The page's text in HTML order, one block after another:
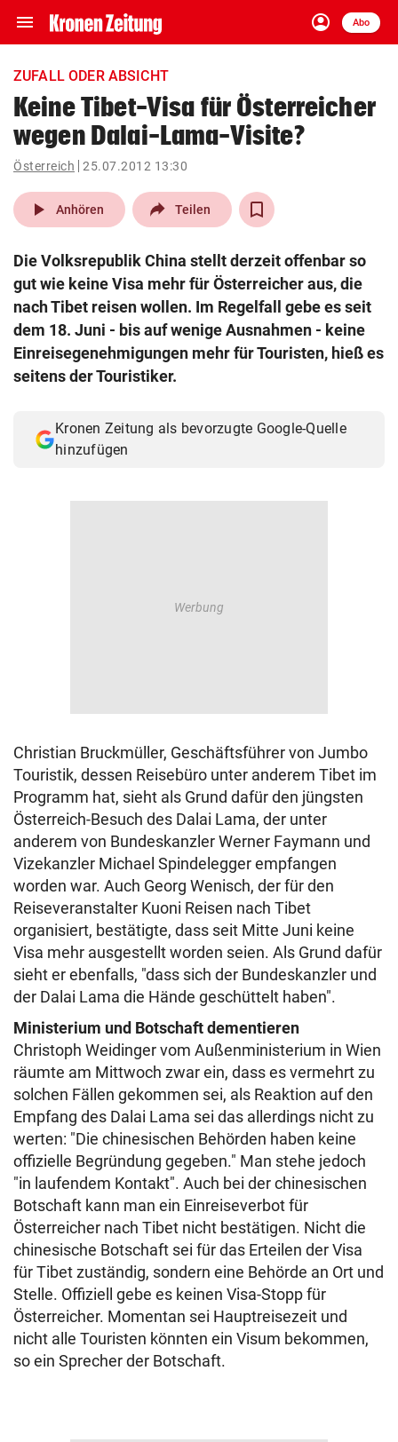
menu Navigation
ein-/ausklappen
account_circle
Anmelden
Abo
close Schließen
account_circle Anmelden
arrow_right
pin_drop
Wien arrow_right
search
Suchbegriff
eingeben
Muthgasse 2, 1190 Wien
ZUFALL ODER ABSICHT
Keine Tibet-Visa für Österreicher
wegen Dalai-Lama-Visite?
Österreich 25.07.2012 13:30
play_arrow Anhören Teilen
Die Volksrepublik China stellt derzeit offenbar so
gut wie keine Visa mehr für Österreicher aus, die
nach Tibet reisen wollen. Im Regelfall gebe es seit
dem 18. Juni - bis auf wenige Ausnahmen - keine
Einreisegenehmigungen mehr für Touristen, hieß es
seitens der Touristiker.
Kronen Zeitung als bevorzugte Google-Quelle
hinzufügen
Christian Bruckmüller, Geschäftsführer von Jumbo
Touristik, dessen Reisebüro unter anderem Tibet im
Programm hat, sieht als Grund dafür den jüngsten
Österreich-Besuch des Dalai Lama, der unter
anderem von Bundeskanzler Werner Faymann und
Vizekanzler Michael Spindelegger empfangen
worden war. Auch Georg Wenisch, der für den
Reiseveranstalter Kuoni Reisen nach Tibet
organisiert, bestätigte, dass seit Mitte Juni keine
Visa mehr ausgestellt worden seien. Als Grund dafür
sieht er ebenfalls, "dass sich der Bundeskanzler und
der Dalai Lama die Hände geschüttelt haben".
Ministerium und Botschaft dementieren
Christoph Weidinger vom Außenministerium in Wien
räumte am Mittwoch zwar ein, dass es vermehrt zu
solchen Fällen gekommen sei, als Reaktion auf den
Empfang des Dalai Lama sei das allerdings nicht zu
werten: "Die chinesischen Behörden haben keine
offizielle Begründung gegeben." Man stehe jedoch
"in laufendem Kontakt". Auch bei der chinesischen
Botschaft kann man ein Einreiseverbot für
Österreicher nach Tibet nicht bestätigen. Nicht die
chinesische Botschaft sei für das Erteilen der Visa
für Tibet zuständig, sondern eine Behörde an Ort und
Stelle. Offiziell gebe es keinen Visa-Stopp für
Österreicher. Momentan sei Hauptreisezeit und
nicht alle Touristen könnten ein Visum bekommen,
so ein Sprecher der Botschaft.